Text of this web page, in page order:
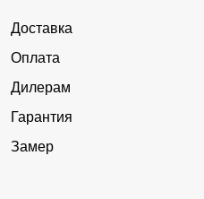
Доставка
Оплата
Дилерам
Гарантия
Замер